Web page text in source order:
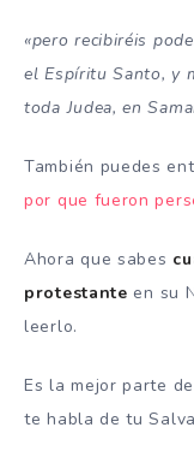
«pero recibiréis
el Espíritu Santo, y
toda Judea, en
También puedes
por que fueron
Ahora que sabes
protestante en su
leerlo.
Es la mejor parte
te habla de tu